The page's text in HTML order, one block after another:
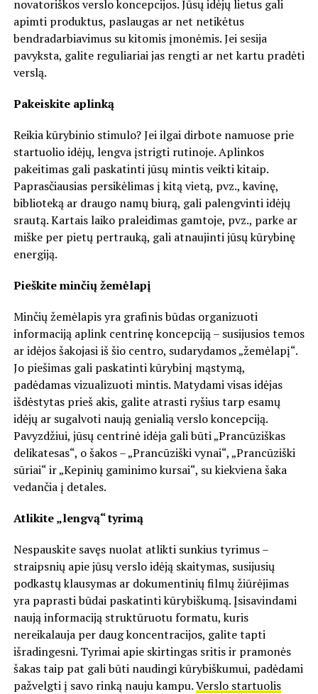
novatoriškos verslo koncepcijos. Jūsų idėjų lietus gali
apimti produktus, paslaugas ar net netikėtus
bendradarbiavimus su kitomis įmonėmis. Jei sesija
pavyksta, galite reguliariai jas rengti ar net kartu pradėti
verslą.
Pakeiskite aplinką
Reikia kūrybinio stimulo? Jei ilgai dirbote namuose prie
startuolio idėjų, lengva įstrigti rutinoje. Aplinkos
pakeitimas gali paskatinti jūsų mintis veikti kitaip.
Paprasčiausias persikėlimas į kitą vietą, pvz., kavinę,
biblioteką ar draugo namų biurą, gali palengvinti idėjų
srautą. Kartais laiko praleidimas gamtoje, pvz., parke ar
miške per pietų pertrauką, gali atnaujinti jūsų kūrybinę
energiją.
Pieškite minčių žemėlapį
Minčių žemėlapis yra grafinis būdas organizuoti
informaciją aplink centrinę koncepciją – susijusios temos
ar idėjos šakojasi iš šio centro, sudarydamos „žemėlapį“.
Jo piešimas gali paskatinti kūrybinį mąstymą,
padėdamas vizualizuoti mintis. Matydami visas idėjas
išdėstytas prieš akis, galite atrasti ryšius tarp esamų
idėjų ar sugalvoti naują genialią verslo koncepciją.
Pavyzdžiui, jūsų centrinė idėja gali būti „Prancūziškas
delikatesas“, o šakos – „Prancūziški vynai“, „Prancūziški
sūriai“ ir „Kepinių gaminimo kursai“, su kiekviena šaka
vedančia į detales.
Atlikite „lengvą“ tyrimą
Nespauskite savęs nuolat atlikti sunkius tyrimus –
straipsnių apie jūsų verslo idėją skaitymas, susijusių
podkastų klausymas ar dokumentinių filmų žiūrėjimas
yra paprasti būdai paskatinti kūrybiškumą. Įsisavindami
naują informaciją struktūruotu formatu, kuris
nereikalauja per daug koncentracijos, galite tapti
išradingesni. Tyrimai apie skirtingas sritis ir pramonės
šakas taip pat gali būti naudingi kūrybiškumui, padėdami
pažvelgti į savo rinką nauju kampu.Verslo startuolis